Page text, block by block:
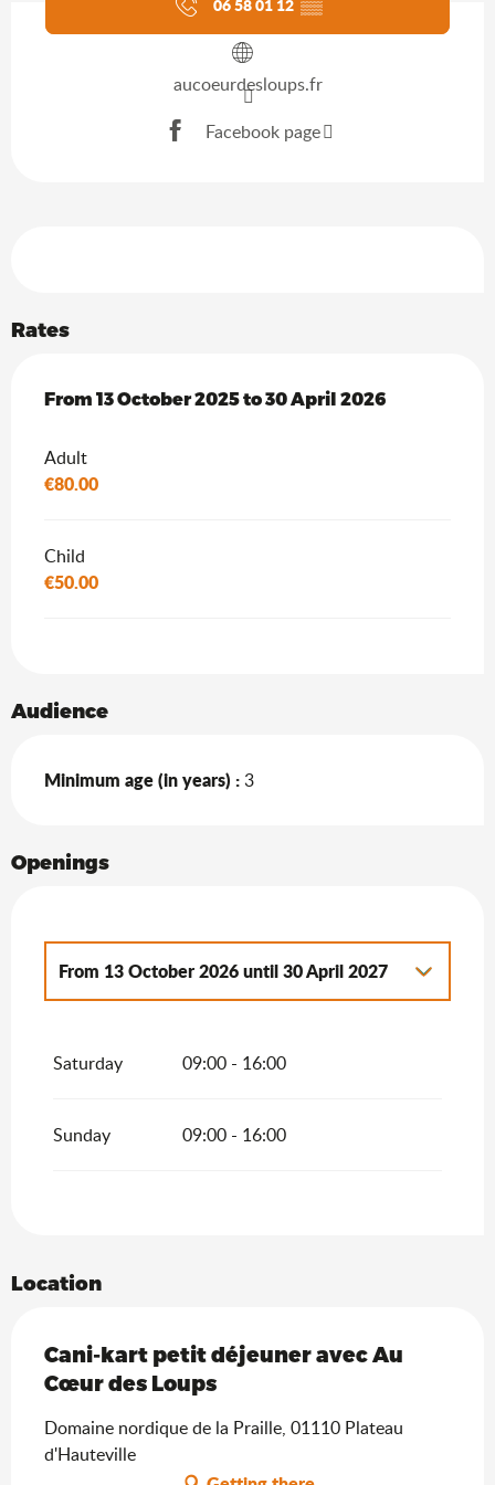
06 58 01 12 ▒▒
aucoeurdesloups.fr
Facebook page
Rates
From 13 October 2025to30 April 2026
From 13 October 2025to30 April 2026
Adult
€80.00
Child
€50.00
Audience
Minimum age (in years) :3
Openings
From 13 October 2026until30 April 2027
Saturday 09:00 - 16:00
Sunday 09:00 - 16:00
Location
Cani-kart petit déjeuner avec Au
Cœur des Loups
Domaine nordique de la Praille, 01110 Plateau
d'Hauteville